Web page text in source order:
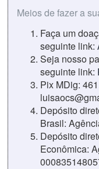
Meios de fazer a
Faça um
seguinte link:
Seja nosso
seguinte link:
Pix MDig:
Depósito
Brasil:
Depósito
Econômica: